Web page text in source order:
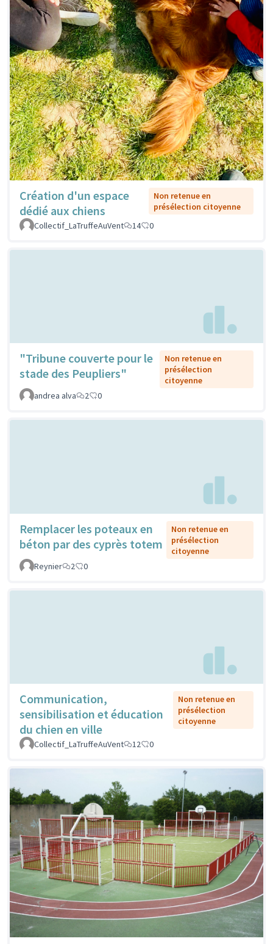
Création d'un espace
dédié aux chiens
Non retenue en
présélection citoyenne
Collectif_LaTruffeAuVent
14 0
"Tribune couverte pour le
stade des Peupliers"
Non retenue en
présélection
citoyenne
andrea alva
2 0
Remplacer les poteaux en
béton par des cyprès totem
Non retenue en
présélection
citoyenne
Reynier
2 0
Communication,
sensibilisation et éducation
du chien en ville
Non retenue en
présélection
citoyenne
Collectif_LaTruffeAuVent 12 0